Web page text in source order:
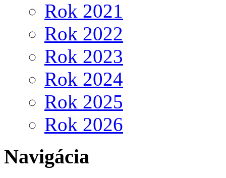
Rok 2021
Rok 2022
Rok 2023
Rok 2024
Rok 2025
Rok 2026
Navigácia